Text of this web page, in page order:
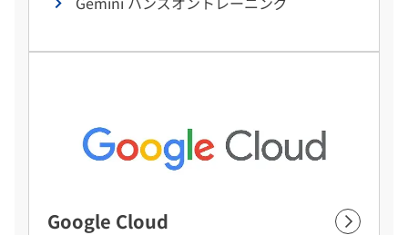
Google Cloud